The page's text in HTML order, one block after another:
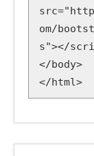
om/
s"></
</body>
</html>